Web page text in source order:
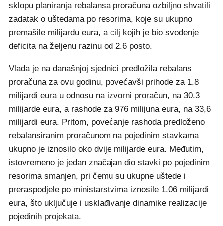
sklopu planiranja rebalansa proračuna ozbiljno shvatili
zadatak o uštedama po resorima, koje su ukupno
premašile milijardu eura, a cilj kojih je bio svođenje
deficita na željenu razinu od 2.6 posto.
Vlada je na današnjoj sjednici predložila rebalans
proračuna za ovu godinu, povećavši prihode za 1.8
milijardi eura u odnosu na izvorni proračun, na 30.3
milijarde eura, a rashode za 976 milijuna eura, na 33,6
milijardi eura. Pritom, povećanje rashoda predloženo
rebalansiranim proračunom na pojedinim stavkama
ukupno je iznosilo oko dvije milijarde eura. Međutim,
istovremeno je jedan značajan dio stavki po pojedinim
resorima smanjen, pri čemu su ukupne uštede i
preraspodjele po ministarstvima iznosile 1.06 milijardi
eura, što uključuje i usklađivanje dinamike realizacije
pojedinih projekata.